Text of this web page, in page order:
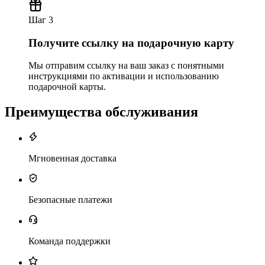
Шаг 3
Получите ссылку на подарочную карту
Мы отправим ссылку на ваш заказ с понятными
инструкциями по активации и использованию
подарочной карты.
Преимущества обслуживания
Мгновенная доставка
Безопасные платежи
Команда поддержки